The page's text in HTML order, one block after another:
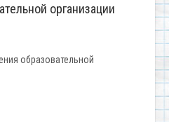
организации
образовательной